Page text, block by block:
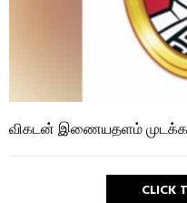
விகடன் இணையதளம்
CLICK